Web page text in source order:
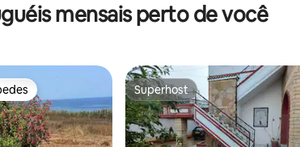
mensais perto de você
dos hóspedes Superhost
Superhost